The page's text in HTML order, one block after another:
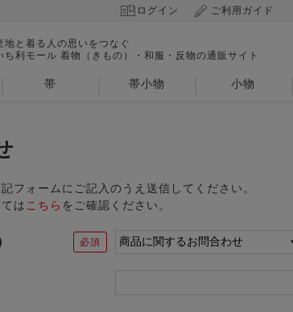
ログイン ご利用ガイド
地と着る人の思いをつなぐ
ち利モール 着物（きもの）・和服・反物の通販サイト
帯 帯小物 小物
フォームにご記入のうえ送信してください。
は こちら をご確認ください。